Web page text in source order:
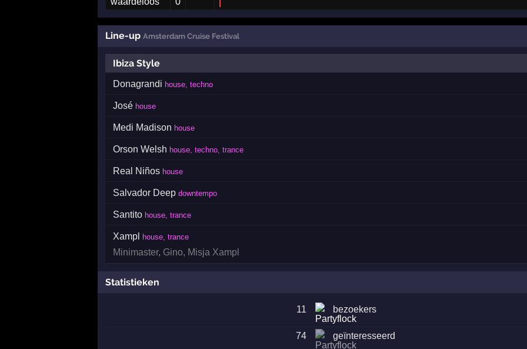
Line-up Amsterdam Cruise Festival
Ibiza Style
Donagrandi house, techno
José house
Medi Madison house
Orson Welsh house, techno, trance
Real Niños house
Salvador Deep downtempo
Santito house, trance
Xampl house, trance
Minimaster, Gino, Misja Xampl
Statistieken
11 bezoekers
74 geïnteresseerd